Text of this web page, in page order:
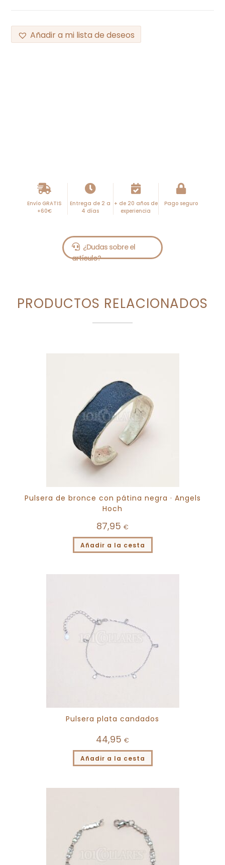
Añadir a mi lista de deseos
Envío GRATIS
+60€
Entrega de 2 a
4 días
+ de 20 años de
experiencia
Pago seguro
PRODUCTOS RELACIONADOS
Pulsera de bronce con pátina negra · Angels
Hoch
87,95 €
Añadir a la cesta
Pulsera plata candados
44,95 €
Añadir a la cesta